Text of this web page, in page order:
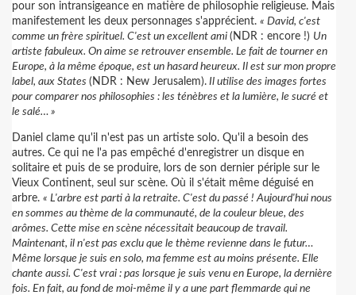
pour son intransigeance en matière de philosophie religieuse. Mais
manifestement les deux personnages s'apprécient. « David, c'est
comme un frère spirituel. C'est un excellent ami (NDR : encore !) Un
artiste fabuleux. On aime se retrouver ensemble. Le fait de tourner en
Europe, à la même époque, est un hasard heureux. Il est sur mon propre
label, aux States (NDR : New Jerusalem). Il utilise des images fortes
pour comparer nos philosophies : les ténèbres et la lumière, le sucré et
le salé… »
Daniel clame qu'il n'est pas un artiste solo. Qu'il a besoin des
autres. Ce qui ne l'a pas empêché d'enregistrer un disque en
solitaire et puis de se produire, lors de son dernier périple sur le
Vieux Continent, seul sur scène. Où il s'était même déguisé en
arbre. « L'arbre est parti à la retraite. C'est du passé ! Aujourd'hui nous
en sommes au thème de la communauté, de la couleur bleue, des
arômes. Cette mise en scène nécessitait beaucoup de travail.
Maintenant, il n'est pas exclu que le thème revienne dans le futur…
Même lorsque je suis en solo, ma femme est au moins présente. Elle
chante aussi. C'est vrai : pas lorsque je suis venu en Europe, la dernière
fois. En fait, au fond de moi-même il y a une part flemmarde qui ne